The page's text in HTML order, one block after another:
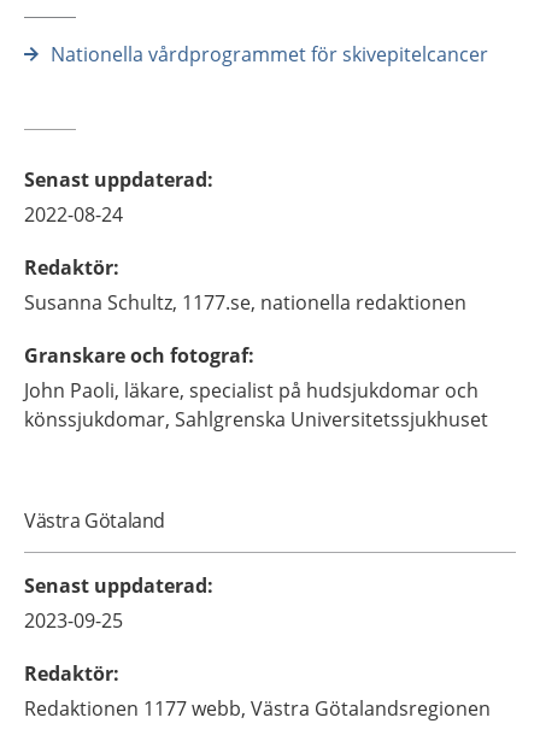
Nationella vårdprogrammet för skivepitelcancer
Senast uppdaterad:
2022-08-24
Redaktör:
Susanna Schultz, 1177.se, nationella redaktionen
Granskare och fotograf:
John Paoli, läkare, specialist på hudsjukdomar och
könssjukdomar, Sahlgrenska Universitetssjukhuset
Västra Götaland
Senast uppdaterad:
2023-09-25
Redaktör:
Redaktionen 1177 webb, Västra Götalandsregionen